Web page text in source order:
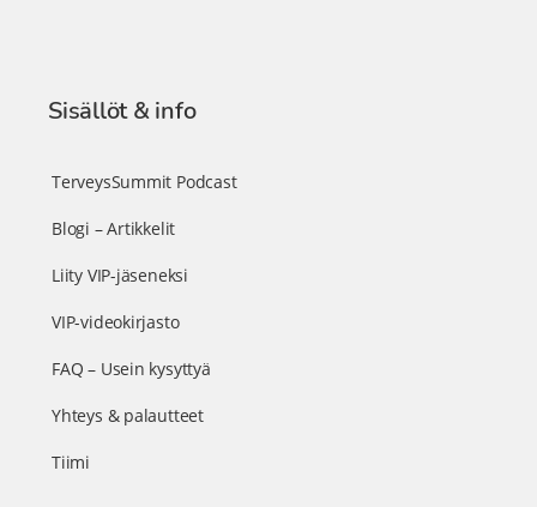
Sisällöt & info
TerveysSummit Podcast
Blogi – Artikkelit
Liity VIP-jäseneksi
VIP-videokirjasto
FAQ – Usein kysyttyä
Yhteys & palautteet
Tiimi